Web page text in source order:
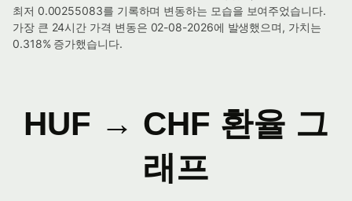
최저 0.00255083를 기록하며 변동하는 모습을 보여주었습니다.
가장 큰 24시간 가격 변동은 02-08-2026에 발생했으며, 가치는
0.318% 증가했습니다.
HUF → CHF 환율 그
래프